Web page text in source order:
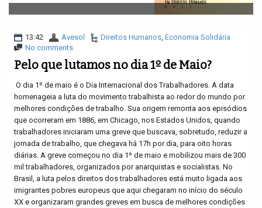
v
i
a
o
13:42 Avesol Direitos Humanos Economia Solidária
No comments
Pelo que lutamos no dia 1º de Maio?
O dia 1º de maio é o Dia Internacional dos Trabalhadores. A data
homenageia a luta do movimento trabalhista ao redor do mundo por
melhores condições de trabalho. Sua origem remonta aos episódios
que ocorreram em 1886, em Chicago, nos Estados Unidos, quando
trabalhadores iniciaram uma greve que buscava, sobretudo, reduzir a
jornada de trabalho, que chegava há 17h por dia, para oito horas
diárias. A greve começou no dia 1º de maio e mobilizou mais de 300
mil trabalhadores, organizados por anarquistas e socialistas. No
Brasil, a luta pelos direitos dos trabalhadores está muito ligada aos
imigrantes pobres europeus que aqui chegaram no início do século
XX e organizaram grandes greves em busca de melhores condições